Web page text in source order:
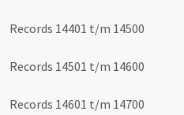
Records 14401 t/m 14500
Records 14501 t/m 14600
Records 14601 t/m 14700